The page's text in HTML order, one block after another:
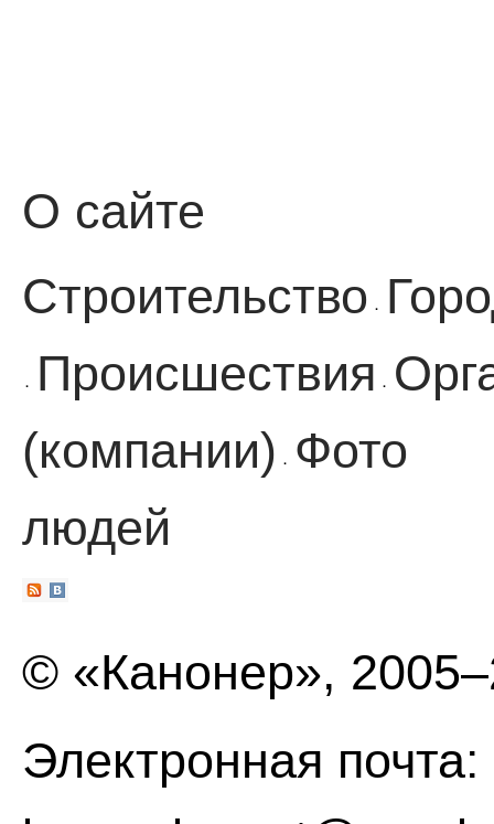
О сайте
Строительство ·
· Происшествия ·
(компании)
·
Фото
людей
© «Канонер»,
Электронная почта: